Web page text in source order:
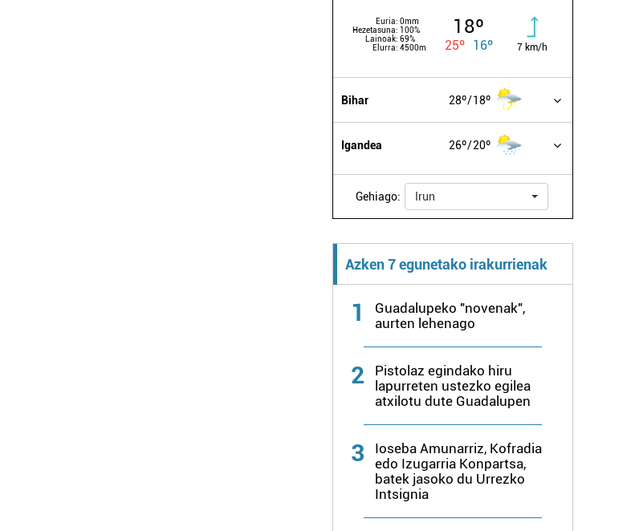
Euria: 0mm
Hezetasuna: 100%
Lainoak: 69%
Elurra: 4500m
18º
25º 16º 7 km/h
Bihar 28º 18º
Igandea 26º 20º
Gehiago: Irun
Azken 7 egunetako irakurrienak
1
Guadalupeko "novenak",
aurten lehenago
2
Pistolaz egindako hiru
lapurreten ustezko egilea
atxilotu dute Guadalupen
3
Ioseba Amunarriz, Kofradia
edo Izugarria Konpartsa,
batek jasoko du Urrezko
Intsignia